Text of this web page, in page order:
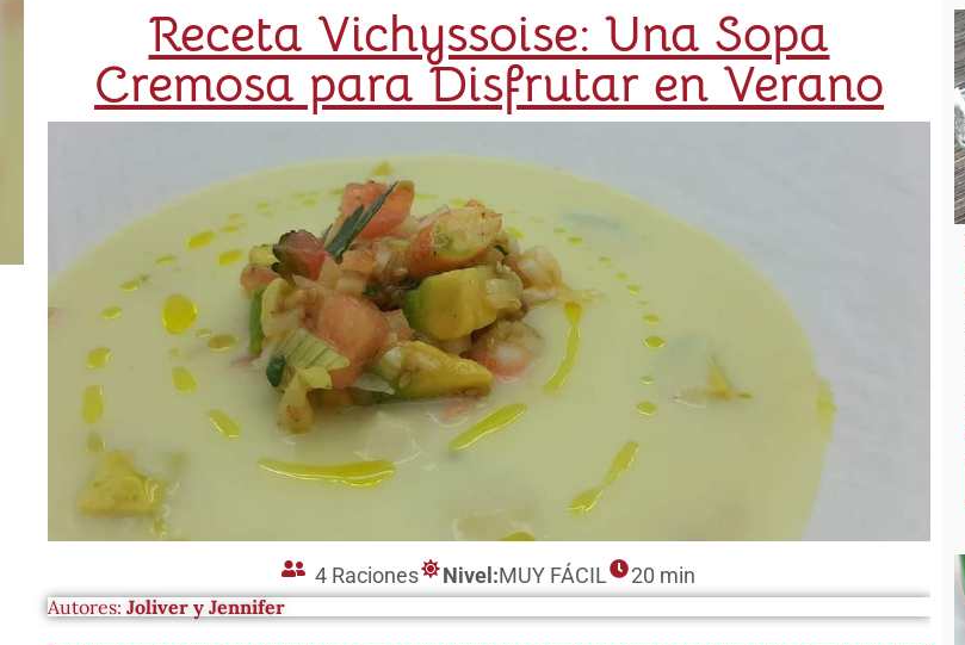
Receta Vichyssoise: Una Sopa
Cremosa para Disfrutar en Verano
4 Raciones Nivel:MUY FÁCIL 20 min
Autores: Joliver y Jennifer